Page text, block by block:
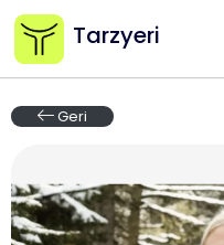
Tarzyeri
Geri